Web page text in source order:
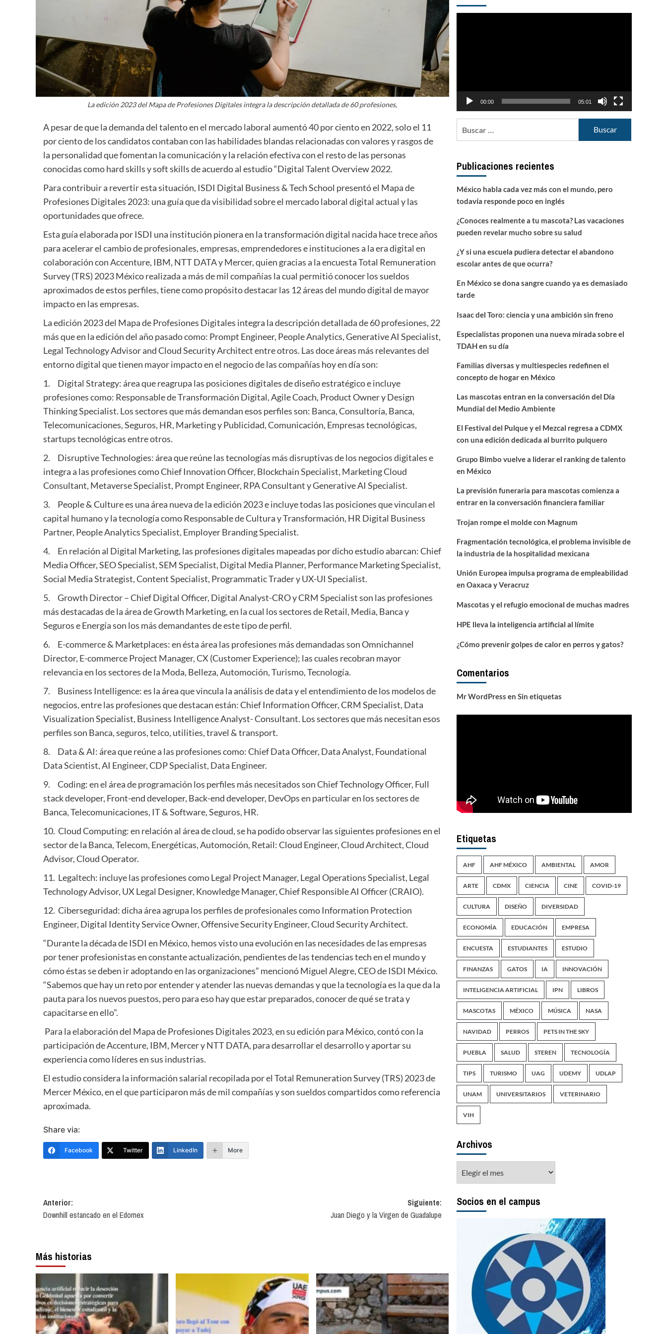
La edición 2023 del Mapa de Profesiones Digitales integra la descripción detallada de 60 profesiones,
A pesar de que la demanda del talento en el mercado laboral aumentó 40 por ciento en 2022, solo el 11
por ciento de los candidatos contaban con las habilidades blandas relacionadas con valores y rasgos de
la personalidad que fomentan la comunicación y la relación efectiva con el resto de las personas
conocidas como hard skills y soft skills de acuerdo al estudio “Digital Talent Overview 2022.
Para contribuir a revertir esta situación, ISDI Digital Business & Tech School presentó el Mapa de
Profesiones Digitales 2023: una guía que da visibilidad sobre el mercado laboral digital actual y las
oportunidades que ofrece.
Esta guía elaborada por ISDI una institución pionera en la transformación digital nacida hace trece años
para acelerar el cambio de profesionales, empresas, emprendedores e instituciones a la era digital en
colaboración con Accenture, IBM, NTT DATA y Mercer, quien gracias a la encuesta Total Remuneration
Survey (TRS) 2023 México realizada a más de mil compañías la cual permitió conocer los sueldos
aproximados de estos perfiles, tiene como propósito destacar las 12 áreas del mundo digital de mayor
impacto en las empresas.
La edición 2023 del Mapa de Profesiones Digitales integra la descripción detallada de 60 profesiones, 22
más que en la edición del año pasado como: Prompt Engineer, People Analytics, Generative AI Specialist,
Legal Technology Advisor and Cloud Security Architect entre otros. Las doce áreas más relevantes del
entorno digital que tienen mayor impacto en el negocio de las compañías hoy en día son:
1. Digital Strategy: área que reagrupa las posiciones digitales de diseño estratégico e incluye
profesiones como: Responsable de Transformación Digital, Agile Coach, Product Owner y Design
Thinking Specialist. Los sectores que más demandan esos perfiles son: Banca, Consultoría, Banca,
Telecomunicaciones, Seguros, HR, Marketing y Publicidad, Comunicación, Empresas tecnológicas,
startups tecnológicas entre otros.
2. Disruptive Technologies: área que reúne las tecnologías más disruptivas de los negocios digitales e
integra a las profesiones como Chief Innovation Officer, Blockchain Specialist, Marketing Cloud
Consultant, Metaverse Specialist, Prompt Engineer, RPA Consultant y Generative AI Specialist.
3. People & Culture es una área nueva de la edición 2023 e incluye todas las posiciones que vinculan el
capital humano y la tecnología como Responsable de Cultura y Transformación, HR Digital Business
Partner, People Analytics Specialist, Employer Branding Specialist.
4. En relación al Digital Marketing, las profesiones digitales mapeadas por dicho estudio abarcan: Chief
Media Officer, SEO Specialist, SEM Specialist, Digital Media Planner, Performance Marketing Specialist,
Social Media Strategist, Content Specialist, Programmatic Trader y UX-UI Specialist.
5. Growth Director – Chief Digital Officer, Digital Analyst-CRO y CRM Specialist son las profesiones
más destacadas de la área de Growth Marketing, en la cual los sectores de Retail, Media, Banca y
Seguros e Energía son los más demandantes de este tipo de perfil.
6. E-commerce & Marketplaces: en ésta área las profesiones más demandadas son Omnichannel
Director, E-commerce Project Manager, CX (Customer Experience); las cuales recobran mayor
relevancia en los sectores de la Moda, Belleza, Automoción, Turismo, Tecnología.
7. Business Intelligence: es la área que vincula la análisis de data y el entendimiento de los modelos de
negocios, entre las profesiones que destacan están: Chief Information Officer, CRM Specialist, Data
Visualization Specialist, Business Intelligence Analyst- Consultant. Los sectores que más necesitan esos
perfiles son Banca, seguros, telco, utilities, travel & transport.
8. Data & AI: área que reúne a las profesiones como: Chief Data Officer, Data Analyst, Foundational
Data Scientist, AI Engineer, CDP Specialist, Data Engineer.
9. Coding: en el área de programación los perfiles más necesitados son Chief Technology Officer, Full
stack developer, Front-end developer, Back-end developer, DevOps en particular en los sectores de
Banca, Telecomunicaciones, IT & Software, Seguros, HR.
10. Cloud Computing: en relación al área de cloud, se ha podido observar las siguientes profesiones en el
sector de la Banca, Telecom, Energéticas, Automoción, Retail: Cloud Engineer, Cloud Architect, Cloud
Advisor, Cloud Operator.
11. Legaltech: incluye las profesiones como Legal Project Manager, Legal Operations Specialist, Legal
Technology Advisor, UX Legal Designer, Knowledge Manager, Chief Responsible AI Officer (CRAIO).
12. Ciberseguridad: dicha área agrupa los perfiles de profesionales como Information Protection
Engineer, Digital Identity Service Owner, Offensive Security Engineer, Cloud Security Architect.
“Durante la década de ISDI en México, hemos visto una evolución en las necesidades de las empresas
por tener profesionistas en constante actualización, pendientes de las tendencias tech en el mundo y
cómo éstas se deben ir adoptando en las organizaciones” mencionó Miguel Alegre, CEO de ISDI México.
“Sabemos que hay un reto por entender y atender las nuevas demandas y que la tecnología es la que da la
pauta para los nuevos puestos, pero para eso hay que estar preparados, conocer de qué se trata y
capacitarse en ello”.
Para la elaboración del Mapa de Profesiones Digitales 2023, en su edición para México, contó con la
participación de Accenture, IBM, Mercer y NTT DATA, para desarrollar el desarrollo y aportar su
experiencia como líderes en sus industrias.
El estudio considera la información salarial recopilada por el Total Remuneration Survey (TRS) 2023 de
Mercer México, en el que participaron más de mil compañías y son sueldos compartidos como referencia
aproximada.
Share via:
Facebook Twitter LinkedIn More
Navegación
de
Anterior:
Downhill estancado en el Edomex
Siguiente:
Juan Diego y la Virgen de Guadalupe
Más historias
00:00 05:01
Publicaciones recientes
México habla cada vez más con el mundo, pero
todavía responde poco en inglés
¿Conoces realmente a tu mascota? Las vacaciones
pueden revelar mucho sobre su salud
¿Y si una escuela pudiera detectar el abandono
escolar antes de que ocurra?
En México se dona sangre cuando ya es demasiado
tarde
Isaac del Toro: ciencia y una ambición sin freno
Especialistas proponen una nueva mirada sobre el
TDAH en su día
Familias diversas y multiespecies redefinen el
concepto de hogar en México
Las mascotas entran en la conversación del Día
Mundial del Medio Ambiente
El Festival del Pulque y el Mezcal regresa a CDMX
con una edición dedicada al burrito pulquero
Grupo Bimbo vuelve a liderar el ranking de talento
en México
La previsión funeraria para mascotas comienza a
entrar en la conversación financiera familiar
Trojan rompe el molde con Magnum
Fragmentación tecnológica, el problema invisible de
la industria de la hospitalidad mexicana
Unión Europea impulsa programa de empleabilidad
en Oaxaca y Veracruz
Mascotas y el refugio emocional de muchas madres
HPE lleva la inteligencia artificial al límite
¿Cómo prevenir golpes de calor en perros y gatos?
Comentarios
Mr WordPress en Sin etiquetas
Etiquetas
AHF AHF MÉXICO AMBIENTAL AMOR
ARTE CDMX CIENCIA CINE COVID-19
CULTURA DISEÑO DIVERSIDAD
ECONOMÍA EDUCACIÓN EMPRESA
ENCUESTA ESTUDIANTES ESTUDIO
FINANZAS GATOS IA INNOVACIÓN
INTELIGENCIA ARTIFICIAL IPN LIBROS
MASCOTAS MÉXICO MÚSICA NASA
NAVIDAD PERROS PETS IN THE SKY
PUEBLA SALUD STEREN TECNOLOGÍA
TIPS TURISMO UAG UDEMY UDLAP
UNAM UNIVERSITARIOS VETERINARIO
VIH
Archivos
Socios en el campus